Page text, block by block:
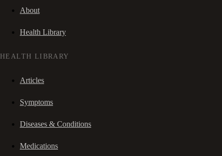
About
Health Library
HEALTH LIBRARY
Articles
Symptoms
Diseases & Conditions
Medications